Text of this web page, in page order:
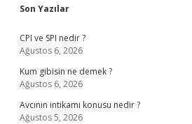
Sidebar
Son Yazılar
CPI ve SPI nedir ?
Ağustos 6, 2026
Kum gibisin ne demek ?
Ağustos 6, 2026
Avcının intikamı konusu nedir ?
Ağustos 5, 2026